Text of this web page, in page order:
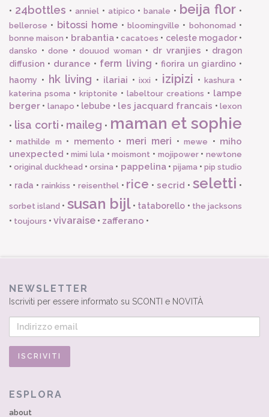
• 24bottles • anniel• atipico •banale • beija flor •
bellerose • bitossi home • bloomingville • bohonomad •
bonne maison • brabantia•cacatoes • celeste mogador•
dansko • done • douuod woman • dr vranjies • dragon
diffusion • durance • ferm living • fiorira un giardino•
haomy • hk living • ilariai •ixxi • izipizi •kashura •
katerina psoma • kriptonite • labeltour creations • lampe
berger • lanapo • lebube • les jacquard francais •lexon
• lisa corti • maileg • maman et sophie
•mathilde m • memento• meri meri •mewe • miho
unexpected •mimi lula •moismont • mojipower•newtone
•original duckhead •orsina • pappelina• pijama • pip studio
• rada • rainkiss • reisenthel• rice •secrid •seletti •
sorbet island • susan bijl• tataborello • the jacksons
• toujours • vivaraise • zafferano •
NEWSLETTER
Iscriviti per essere informato su SCONTI e NOVITÀ
ESPLORA
about